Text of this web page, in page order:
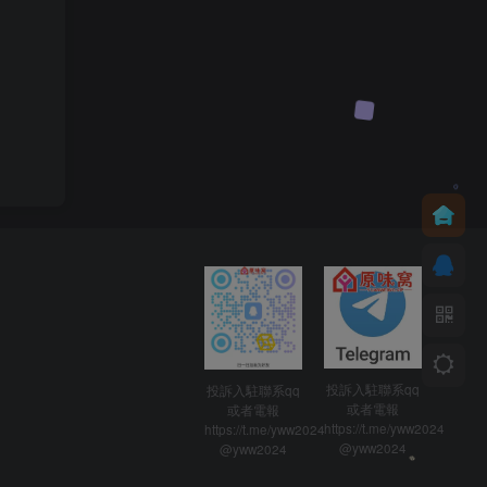
投訴入駐聯系qq
或者電報
https://t.me/yww2024
@yww2024
投訴入駐聯系qq
或者電報
https://t.me/yww2024
@yww2024